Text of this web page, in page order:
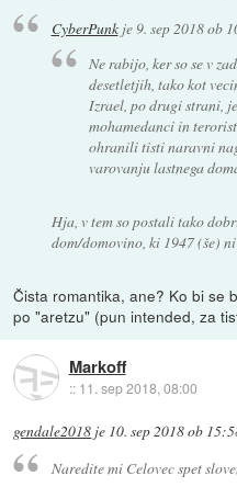
CyberPunkje 9. sep 2018 ob
Ne rabijo, ker so se v
desetletjih, tako kot
Izrael, po drugi strani,
mohamedanci in
ohranili tisti naravni
varovanju lastnega
Hja, v tem so postali tako
dom/domovino, ki 1947 (še)
Čista romantika, ane? Ko bi se
po "aretzu" (pun intended, za
Markoff
:: 11. sep 2018, 08:00
gendale2018 je 10. sep 2018 ob
Naredite mi Celovec spet